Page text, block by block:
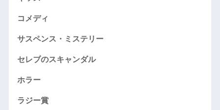
コメディ
サスペンス・ミステリー
セレブのスキャンダル
ホラー
ラジー賞